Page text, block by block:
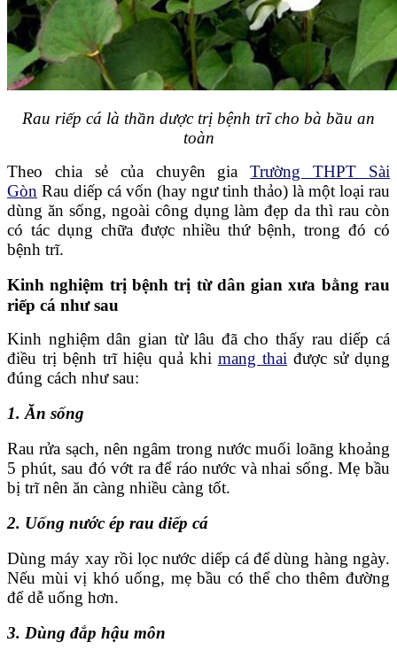
Rau riếp cá là thần dược trị bệnh trĩ cho bà bầu an
toàn
Theo chia sẻ của chuyên giaTrường THPT Sài
Gòn Rau diếp cá vốn (hay ngư tinh thảo) là một loại rau
dùng ăn sống, ngoài công dụng làm đẹp da thì rau còn
có tác dụng chữa được nhiều thứ bệnh, trong đó có
bệnh trĩ.
Kinh nghiệm trị bệnh trị từ dân gian xưa bằng rau
riếp cá như sau
Kinh nghiệm dân gian từ lâu đã cho thấy rau diếp cá
điều trị bệnh trĩ hiệu quả khi mang thai được sử dụng
đúng cách như sau:
1. Ăn sống
Rau rửa sạch, nên ngâm trong nước muối loãng khoảng
5 phút, sau đó vớt ra để ráo nước và nhai sống. Mẹ bầu
bị trĩ nên ăn càng nhiều càng tốt.
2. Uống nước ép rau diếp cá
Dùng máy xay rồi lọc nước diếp cá để dùng hàng ngày.
Nếu mùi vị khó uống, mẹ bầu có thể cho thêm đường
để dễ uống hơn.
3. Dùng đắp hậu môn